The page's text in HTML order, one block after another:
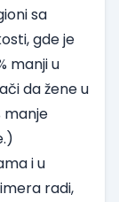
sa
gde je
manji u
da žene u
manje
i u
radi,